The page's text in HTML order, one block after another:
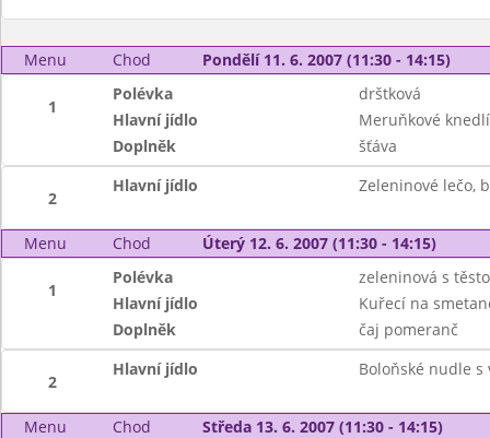
Menu Chod Pondělí 11. 6. 2007 (11:30 - 14:15)
1
Polévka
drštková
Hlavní jídlo
Meruňkové
Doplněk
šťáva
2
Hlavní jídlo Zeleninové lečo,
Menu Chod Úterý 12. 6. 2007 (11:30 - 14:15)
1
Polévka
zeleninová s
Hlavní jídlo
Kuřecí na
Doplněk
čaj pomeranč
2
Hlavní jídlo Boloňské nudle s
Menu Chod Středa 13. 6. 2007 (11:30 - 14:15)